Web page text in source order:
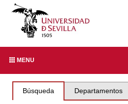
MENU
Búsqueda Departamentos